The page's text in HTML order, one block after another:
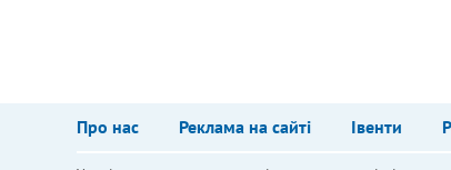
Про нас Реклама на сайті Івенти